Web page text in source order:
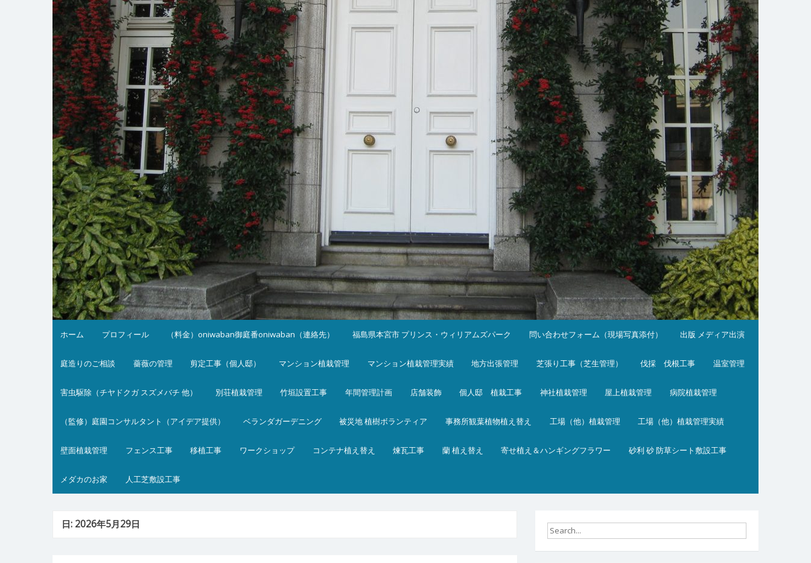
ホーム プロフィール （料金）oniwaban御庭番oniwaban（連絡先） 福島県本宮市 プリンス・ウィリアムズパーク 問い合わせフォーム（現場写真添付） 出版 メディア出演
庭造りのご相談 薔薇の管理 剪定工事（個人邸） マンション植栽管理 マンション植栽管理実績 地方出張管理 芝張り工事（芝生管理） 伐採 伐根工事 温室管理
害虫駆除（チヤドクガ スズメバチ 他） 別荘植栽管理 竹垣設置工事 年間管理計画 店舗装飾 個人邸 植栽工事 神社植栽管理 屋上植栽管理 病院植栽管理
（監修）庭園コンサルタント（アイデア提供） ベランダガーデニング 被災地 植樹ボランティア 事務所観葉植物植え替え 工場（他）植栽管理 工場（他）植栽管理実績
壁面植栽管理 フェンス工事 移植工事 ワークショップ コンテナ植え替え 煉瓦工事 蘭 植え替え 寄せ植え＆ハンギングフラワー 砂利 砂 防草シート敷設工事
メダカのお家 人工芝敷設工事
日: 2026年5月29日